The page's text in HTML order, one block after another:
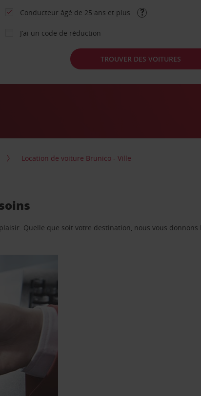
Conducteur âgé de 25 ans et plus
J’ai un code de réduction
TROUVER DES VOITURES
Location de voiture Brunico - Ville
Quelle que soit votre destination, nous vous donnons